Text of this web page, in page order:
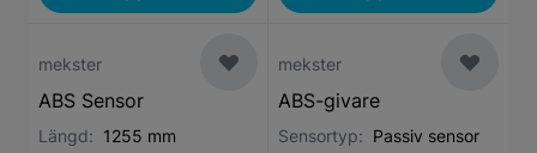
mekster
ABS Sensor
Längd: 1255 mm
mekster
ABS-givare
Sensortyp: Passiv sensor